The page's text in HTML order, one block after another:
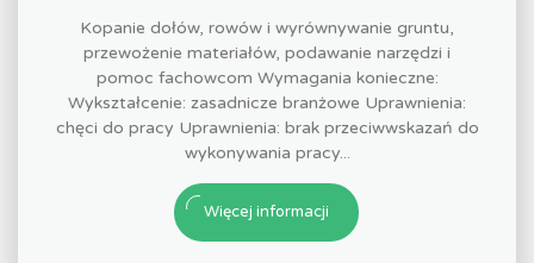
Kopanie dołów, rowów i wyrównywanie gruntu,
przewożenie materiałów, podawanie narzędzi i
pomoc fachowcom Wymagania konieczne:
Wykształcenie: zasadnicze branżowe Uprawnienia:
chęci do pracy Uprawnienia: brak przeciwwskazań do
wykonywania pracy...
Więcej informacji